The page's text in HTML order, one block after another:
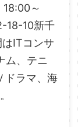
～
18-10新千
ITコンサ
ム、テニ
ドラマ、海